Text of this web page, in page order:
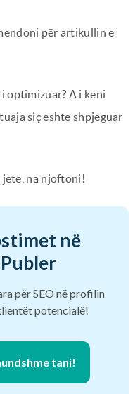
për artikullin e
optimizuar? A i keni
siç është shpjeguar
jetë, na njoftoni!
në
për SEO në profilin
potencialë!
tani!